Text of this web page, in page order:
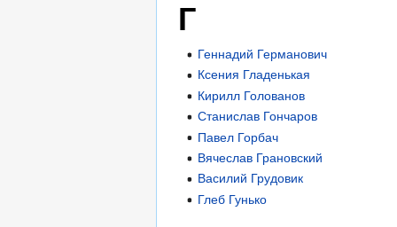
Г
Геннадий Германович
Ксения Гладенькая
Кирилл Голованов
Станислав Гончаров
Павел Горбач
Вячеслав Грановский
Василий Грудовик
Глеб Гунько